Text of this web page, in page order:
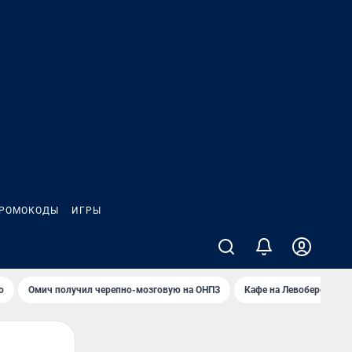
ИГРЫ
Омич получил черепно-мозговую на ОНПЗ Кафе на Левобережье